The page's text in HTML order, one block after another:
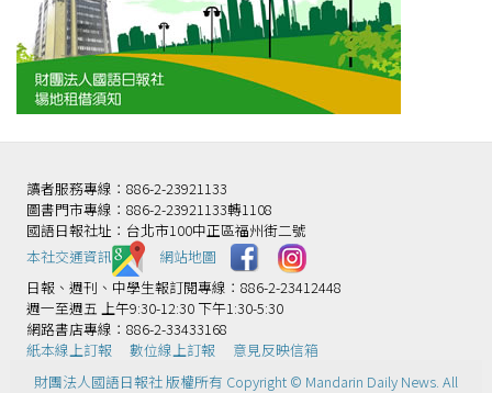
讀者服務專線：886-2-23921133
圖書門市專線：886-2-23921133轉1108
國語日報社址：台北市100中正區福州街二號
本社交通資訊️
網站地圖
日報、週刊、中學生報訂閱專線：886-2-23412448
週一至週五 上午9:30-12:30 下午1:30-5:30
網路書店專線：886-2-33433168
紙本線上訂報
數位線上訂報
意見反映信箱
財團法人國語日報社 版權所有 Copyright © Mandarin Daily News. All